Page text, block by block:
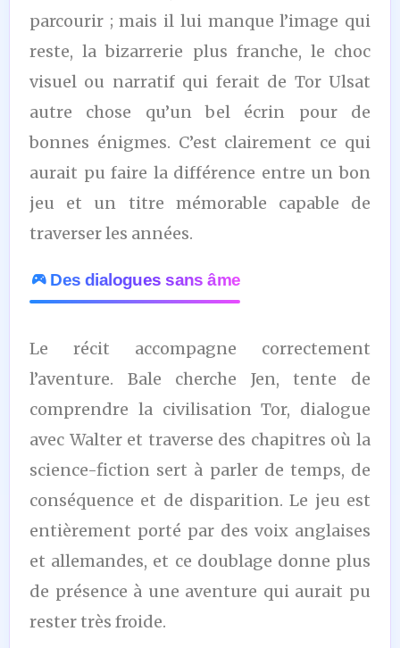
parcourir ; mais il lui manque l’image qui
reste, la bizarrerie plus franche, le choc
visuel ou narratif qui ferait de Tor Ulsat
autre chose qu’un bel écrin pour de
bonnes énigmes. C’est clairement ce qui
aurait pu faire la différence entre un bon
jeu et un titre mémorable capable de
traverser les années.
Des dialogues sans âme
Le récit accompagne correctement
l’aventure. Bale cherche Jen, tente de
comprendre la civilisation Tor, dialogue
avec Walter et traverse des chapitres où la
science-fiction sert à parler de temps, de
conséquence et de disparition. Le jeu est
entièrement porté par des voix anglaises
et allemandes, et ce doublage donne plus
de présence à une aventure qui aurait pu
rester très froide.